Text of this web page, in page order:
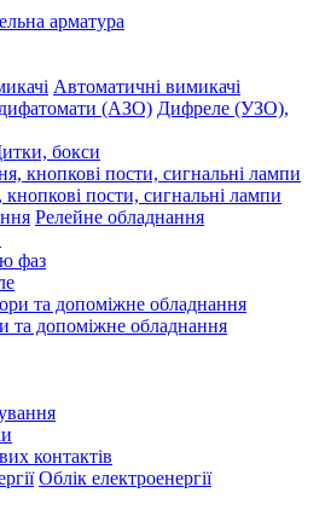
арматура
Автоматичні вимикачі
Дифреле (УЗО),
бокси
пости, сигнальні лампи
Релейне обладнання
фаз
та допоміжне обладнання
контактів
Облік електроенергії